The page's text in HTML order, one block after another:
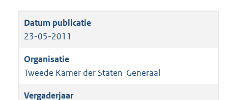
23-05-2011
Tweede Kamer der Staten-Generaal